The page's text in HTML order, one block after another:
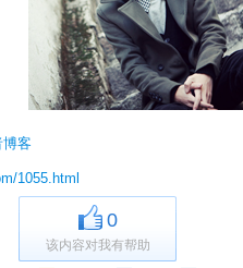
客
1055.html
0
该内容对我有帮助